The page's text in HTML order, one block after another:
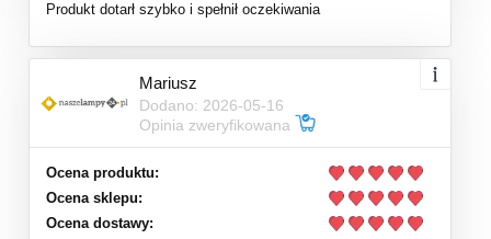
Produkt dotarł szybko i spełnił oczekiwania
Mariusz
Dodano: 2026-05-16
Opinia zweryfikowana
Ocena produktu:
Ocena sklepu:
Ocena dostawy: